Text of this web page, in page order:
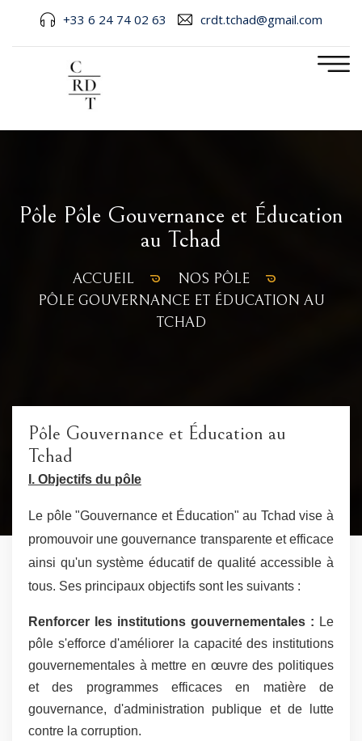
+33 6 24 74 02 63 crdt.tchad@gmail.com
Pôle Pôle Gouvernance et Éducation
au Tchad
ACCUEIL
NOS PÔLE
PÔLE GOUVERNANCE ET ÉDUCATION AU
TCHAD
Pôle Gouvernance et Éducation au
Tchad
I. Objectifs du pôle
Le pôle "Gouvernance et Éducation" au Tchad vise à
promouvoir une gouvernance transparente et efficace
ainsi qu'un système éducatif de qualité accessible à
tous. Ses principaux objectifs sont les suivants :
Renforcer les institutions gouvernementales : Le
pôle s'efforce d'améliorer la capacité des institutions
gouvernementales à mettre en œuvre des politiques
et des programmes efficaces en matière de
gouvernance, d'administration publique et de lutte
contre la corruption.